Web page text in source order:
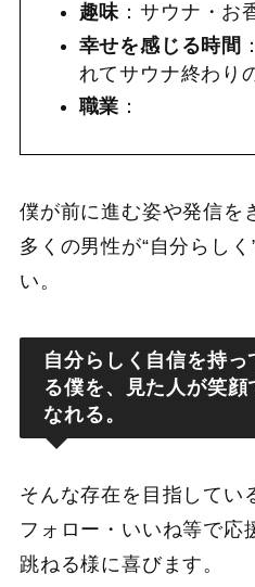
趣味 ：サウナ・お
幸せを感じる時間
れてサウナ終わり
職業 ：
僕が前に進む姿や発信を
多くの男性が“自分らし
い。
自分らしく自信を持
る僕を、見た人が笑
なれる。
そんな存在を目指してい
フォロー・いいね等で応
跳ねる様に喜びます。